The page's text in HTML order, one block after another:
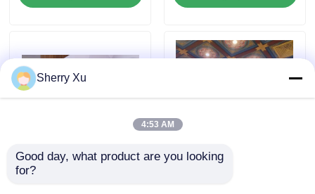
মান নিয়ন্ত্রণ
আমাদের সাথে যোগাযোগ করুন
খবর
কাস্টমাইজযোগ্য অ্যালুমিনিয়াম
Sherry Xu
4:53 AM
Good day, what product are you looking
for?